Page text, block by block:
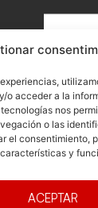
o acceder a la
nos
o las
el consentimiento,
y
ACEPTAR